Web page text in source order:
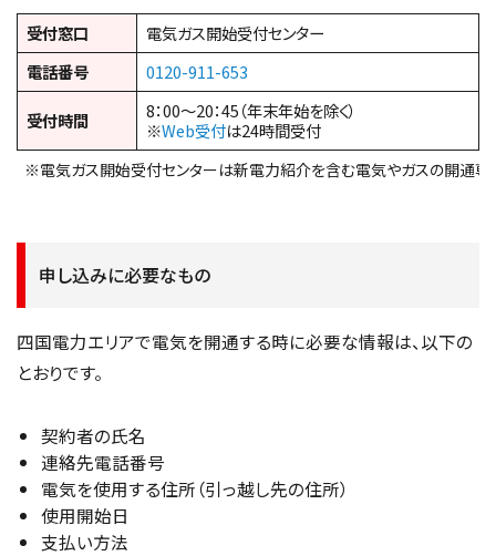
受付窓口
電気ガス開始受付センター
電話番号
0120-911-653
受付時間
8：00～20：45（年末年始を除く）
※Web受付は24時間受付
※電気ガス開始受付センターは新電力紹介を含む電気やガスの開通専
申し込みに必要なもの
四国電力エリアで電気を開通する時に必要な情報は、以下の
とおりです。
契約者の氏名
連絡先電話番号
電気を使用する住所（引っ越し先の住所）
使用開始日
支払い方法